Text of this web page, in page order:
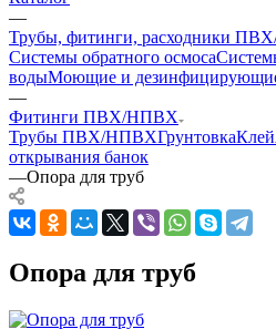
—
Трубы, фитинги, расходники
Системы обратного осмоса
водыМоющие и дезинфицирующие
—
Фитинги ПВХ/НПВХ
Трубы ПВХ/НПВХГрунтовкаКлей
открывания банок
—Опора для труб
Опора для труб